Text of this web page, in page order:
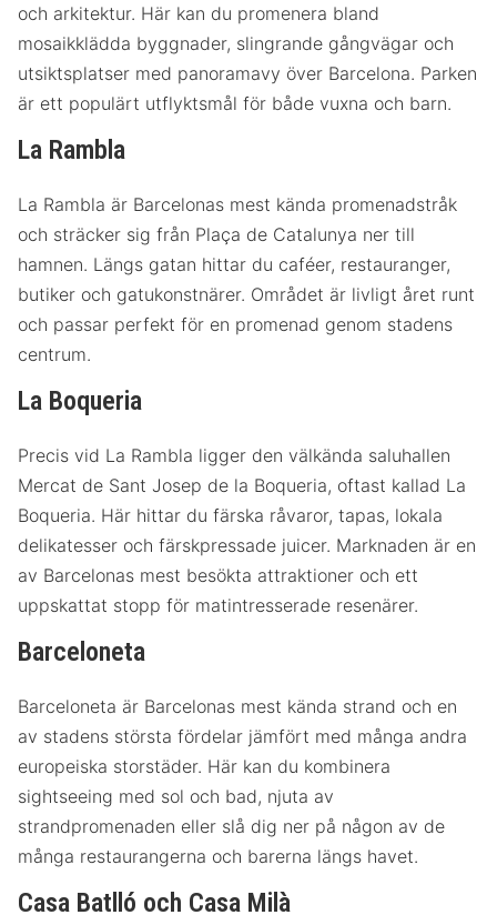
och arkitektur. Här kan du promenera bland
mosaikklädda byggnader, slingrande gångvägar och
utsiktsplatser med panoramavy över Barcelona. Parken
är ett populärt utflyktsmål för både vuxna och barn.
La Rambla
La Rambla är Barcelonas mest kända promenadstråk
och sträcker sig från Plaça de Catalunya ner till
hamnen. Längs gatan hittar du caféer, restauranger,
butiker och gatukonstnärer. Området är livligt året runt
och passar perfekt för en promenad genom stadens
centrum.
La Boqueria
Precis vid La Rambla ligger den välkända saluhallen
Mercat de Sant Josep de la Boqueria, oftast kallad La
Boqueria. Här hittar du färska råvaror, tapas, lokala
delikatesser och färskpressade juicer. Marknaden är en
av Barcelonas mest besökta attraktioner och ett
uppskattat stopp för matintresserade resenärer.
Barceloneta
Barceloneta är Barcelonas mest kända strand och en
av stadens största fördelar jämfört med många andra
europeiska storstäder. Här kan du kombinera
sightseeing med sol och bad, njuta av
strandpromenaden eller slå dig ner på någon av de
många restaurangerna och barerna längs havet.
Casa Batlló och Casa Milà